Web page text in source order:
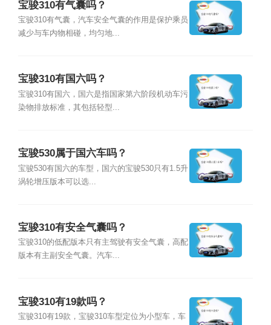
宝骏310有气囊吗？
宝骏310有气囊，汽车安全气囊的作用是保护乘员
减少与车内物相碰，均匀地...
宝骏310有国六吗？
宝骏310有国六，国六是指国家第六阶段机动车污
染物排放标准，其包括轻型...
宝骏530属于国六车吗？
宝骏530有国六的车型，国六的宝骏530只有1.5升
涡轮增压版本可以选...
宝骏310有安全气囊吗？
宝骏310的低配版本只有主驾驶有安全气囊，高配
版本有主副安全气囊。汽车...
宝骏310有19款吗？
宝骏310有19款，宝骏310车型定位为小型车，车